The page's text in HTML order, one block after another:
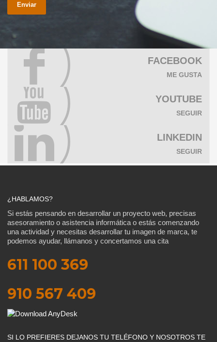
Enviar
FACEBOOK
ME GUSTA
YOUTUBE
SEGUIR
LINKEDIN
SEGUIR
¿HABLAMOS?
Si estás pensando en desarrollar un proyecto web, precisas
asesoramiento o asistencia informática o estás comenzando
una actividad y necesitas desarrollar tu imagen de marca, te
podemos ayudar, llámanos y concertamos una cita
611 100 369
910 567 409
SI LO PREFIERES DEJANOS TU TELÉFONO Y NOSOTROS TE